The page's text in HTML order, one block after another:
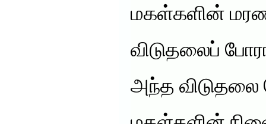
மகள்களின்
விடுதலைப்
அந்த விடுதலை